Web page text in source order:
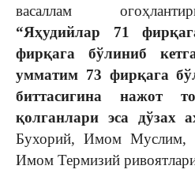
васаллам
“Яҳудийлар 71
фирқага бўлиниб
умматим 73 фирқага
биттасигина нажот
қолганлари эса дўзах
Бухорий, Имом
Имом Термизий